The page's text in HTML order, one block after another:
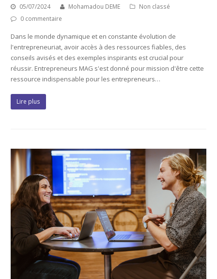
05/07/2024 Mohamadou DEME
Non classé
0 commentaire
Dans le monde dynamique et en constante évolution de
l'entrepreneuriat, avoir accès à des ressources fiables, des
conseils avisés et des exemples inspirants est crucial pour
réussir. Entrepreneurs MAG s'est donné pour mission d'être cette
ressource indispensable pour les entrepreneurs…
Lire plus